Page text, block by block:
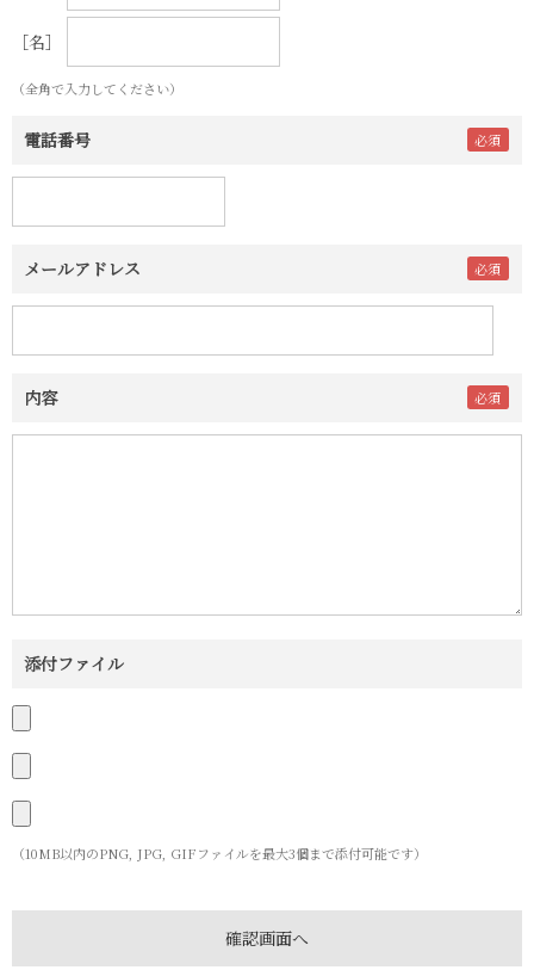
［名］
（全角で入力してください）
電話番号
メールアドレス
内容
添付ファイル
（10MB以内のPNG, JPG, GIFファイルを最大3個まで添付可能です）